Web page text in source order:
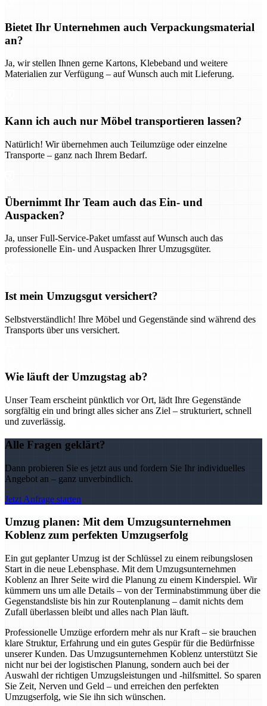
Bietet Ihr Unternehmen auch Verpackungsmaterial
an?
Ja, wir stellen Ihnen gerne Kartons, Klebeband und weitere
Materialien zur Verfügung – auf Wunsch auch mit Lieferung.
Kann ich auch nur Möbel transportieren lassen?
Natürlich! Wir übernehmen auch Teilumzüge oder einzelne
Transporte – ganz nach Ihrem Bedarf.
Übernimmt Ihr Team auch das Ein- und
Auspacken?
Ja, unser Full-Service-Paket umfasst auf Wunsch auch das
professionelle Ein- und Auspacken Ihrer Umzugsgüter.
Ist mein Umzugsgut versichert?
Selbstverständlich! Ihre Möbel und Gegenstände sind während des
Transports über uns versichert.
Wie läuft der Umzugstag ab?
Unser Team erscheint pünktlich vor Ort, lädt Ihre Gegenstände
sorgfältig ein und bringt alles sicher ans Ziel – strukturiert, schnell
und zuverlässig.
Alle Fragen geklärt?
Dann probieren Sie es jetzt aus und fordern Sie Ihr individuelles
Angebot an – ganz unverbindlich.
Jetzt Anfrage starten
Umzug planen: Mit dem Umzugsunternehmen
Koblenz zum perfekten Umzugserfolg
Ein gut geplanter Umzug ist der Schlüssel zu einem reibungslosen
Start in die neue Lebensphase. Mit dem Umzugsunternehmen
Koblenz an Ihrer Seite wird die Planung zu einem Kinderspiel. Wir
kümmern uns um alle Details – von der Terminabstimmung über die
Gegenstandsliste bis hin zur Routenplanung – damit nichts dem
Zufall überlassen bleibt und alles nach Plan läuft.
Professionelle Umzüge erfordern mehr als nur Kraft – sie brauchen
klare Struktur, Erfahrung und ein gutes Gespür für die Bedürfnisse
unserer Kunden. Das Umzugsunternehmen Koblenz unterstützt Sie
nicht nur bei der logistischen Planung, sondern auch bei der
Auswahl der richtigen Umzugsleistungen und -hilfsmittel. So sparen
Sie Zeit, Nerven und Geld – und erreichen den perfekten
Umzugserfolg, wie Sie ihn sich wünschen.